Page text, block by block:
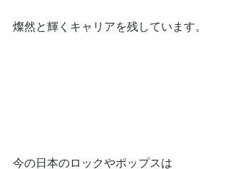
燦然と輝くキャリアを残しています。
今の日本のロックやポップスは